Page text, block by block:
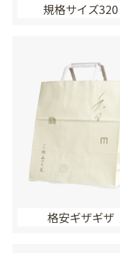
規格サイズ320
格安ギザギザ